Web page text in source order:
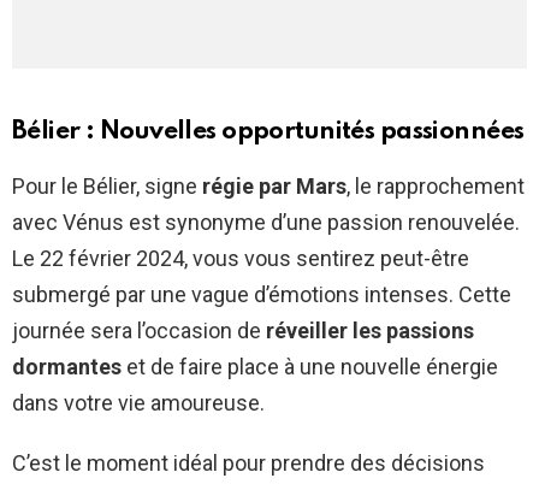
Bélier : Nouvelles opportunités passionnées
Pour le Bélier, signe régie par Mars, le rapprochement
avec Vénus est synonyme d’une passion renouvelée.
Le 22 février 2024, vous vous sentirez peut-être
submergé par une vague d’émotions intenses. Cette
journée sera l’occasion de réveiller les passions
dormantes et de faire place à une nouvelle énergie
dans votre vie amoureuse.
C’est le moment idéal pour prendre des décisions